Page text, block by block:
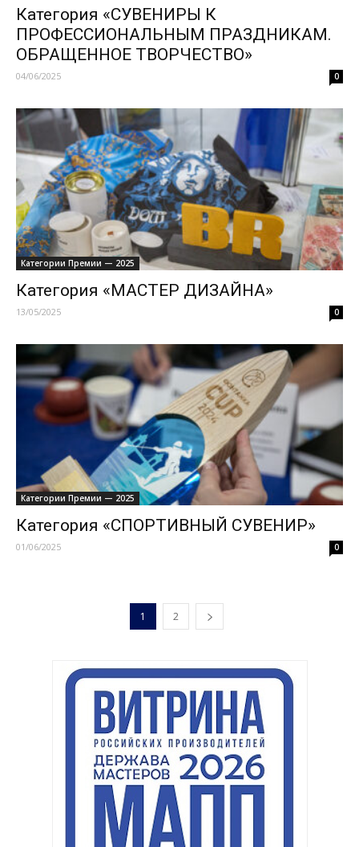
Категория «СУВЕНИРЫ К
ПРОФЕССИОНАЛЬНЫМ ПРАЗДНИКАМ.
ОБРАЩЕННОЕ ТВОРЧЕСТВО»
04/06/2025 0
Категории Премии — 2025
Категория «МАСТЕР ДИЗАЙНА»
13/05/2025 0
Категории Премии — 2025
Категория «СПОРТИВНЫЙ СУВЕНИР»
01/06/2025 0
1 2